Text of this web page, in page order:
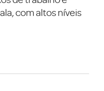
com altos níveis